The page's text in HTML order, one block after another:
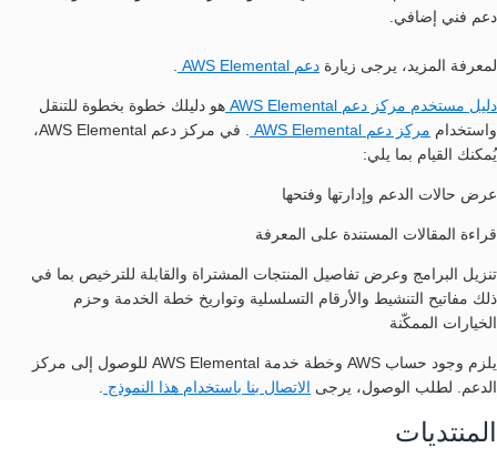
دعم فني إضافي.
لمعرفة المزيد، يرجى زيارة دعم AWS Elemental
دليل مستخدم مركز دعم AWS Elemental
هو دليلك خطوة بخطوة للتنقل
واستخدام مركز دعم AWS Elemental
. في مركز دعم AWS Elemental،
يُمكنك القيام بما يلي:
عرض حالات الدعم وإدارتها وفتحها
قراءة المقالات المستندة على المعرفة
تنزيل البرامج وعرض تفاصيل المنتجات المشتراة والقابلة للترخيص بما في
ذلك مفاتيح التنشيط والأرقام التسلسلية وتواريخ خطة الخدمة وحزم
الخيارات الممكّنة
يلزم وجود حساب AWS وخطة خدمة AWS Elemental للوصول إلى مركز
الدعم. لطلب الوصول، يرجى الاتصال بنا باستخدام هذا النموذج
المنتديات